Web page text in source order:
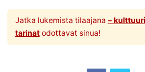
Jatka lukemista tilaajana –
tarinatodottavat sinua!